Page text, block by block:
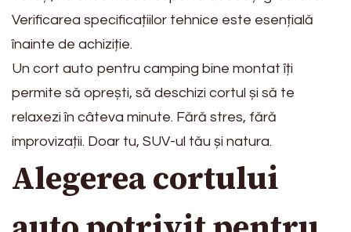
Verificarea specificațiilor tehnice este esențială
înainte de achiziție.
Un cort auto pentru camping bine montat îți
permite să oprești, să deschizi cortul și să te
relaxezi în câteva minute. Fără stres, fără
improvizații. Doar tu, SUV-ul tău și natura.
Alegerea cortului